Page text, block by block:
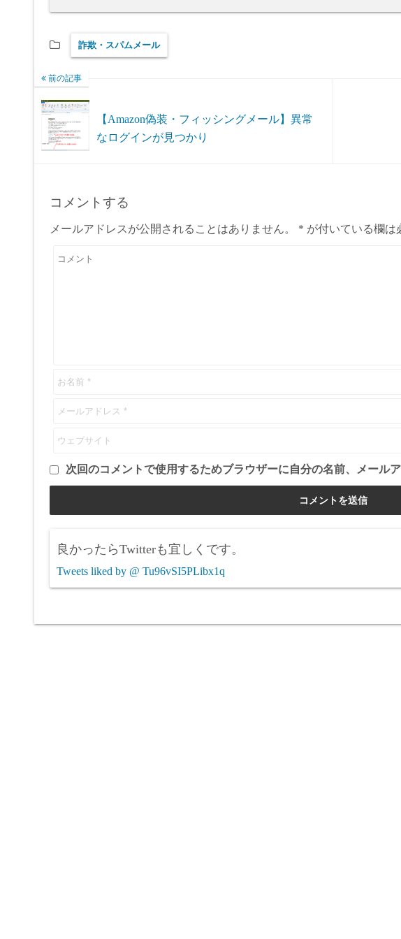
詐欺・スパムメール
前の記事
【Amazon偽装・フィッシングメール】異常
なログインが見つかり
コメントする
メールアドレスが公開されることはありません。 * が付いている欄は
次回のコメントで使用するためブラウザーに自分の名前、メール
良かったらTwitterも宜しくです。
Tweets liked by @ Tu96vSI5PLibx1q